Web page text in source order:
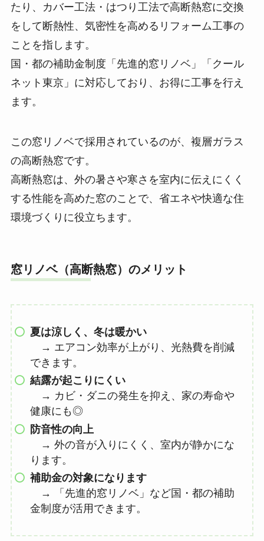
たり、カバー工法・はつり工法で高断熱窓に交換
をして断熱性、気密性を高めるリフォーム工事の
ことを指します。
国・都の補助金制度「先進的窓リノベ」「クール
ネット東京」に対応しており、お得に工事を行え
ます。
この窓リノベで採用されているのが、複層ガラス
の高断熱窓です。
高断熱窓は、外の暑さや寒さを室内に伝えにくく
する性能を高めた窓のことで、省エネや快適な住
環境づくりに役立ちます。
窓リノベ（高断熱窓）のメリット
夏は涼しく、冬は暖かい
→ エアコン効率が上がり、光熱費を削減
できます。
結露が起こりにくい
→ カビ・ダニの発生を抑え、家の寿命や
健康にも◎
防音性の向上
→ 外の音が入りにくく、室内が静かにな
ります。
補助金の対象になります
→ 「先進的窓リノベ」など国・都の補助
金制度が活用できます。